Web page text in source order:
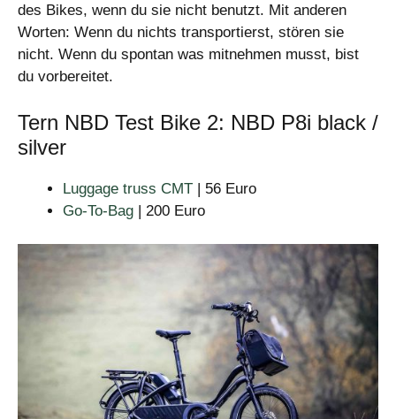
des Bikes, wenn du sie nicht benutzt. Mit anderen
Worten: Wenn du nichts transportierst, stören sie
nicht. Wenn du spontan was mitnehmen musst, bist
du vorbereitet.
Tern NBD Test Bike 2: NBD P8i black /
silver
Luggage truss CMT | 56 Euro
Go-To-Bag | 200 Euro